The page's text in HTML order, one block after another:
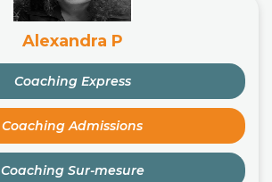
Alexandra P
Coaching Express
Coaching Admissions
Coaching Sur-mesure